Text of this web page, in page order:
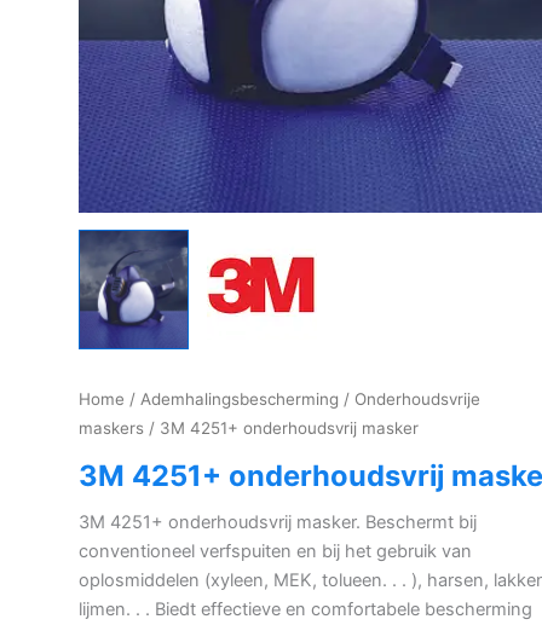
Home / Ademhalingsbescherming / Onderhoudsvrije
maskers / 3M 4251+ onderhoudsvrij masker
3M 4251+ onderhoudsvrij
3M 4251+ onderhoudsvrij masker. Beschermt bij
conventioneel verfspuiten en bij het gebruik van
oplosmiddelen (xyleen, MEK, tolueen. . . ), harsen,
lijmen. . . Biedt effectieve en comfortabele bescherming